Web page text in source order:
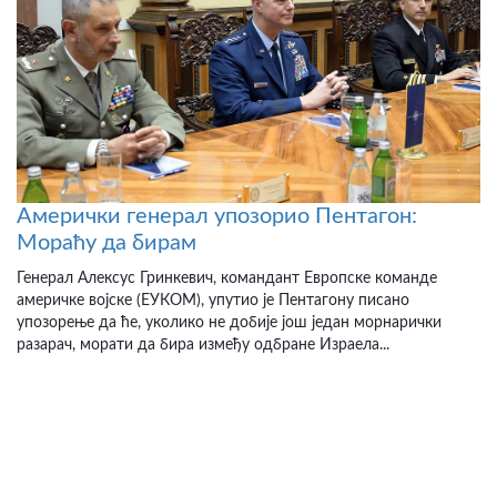
Амерички генерал упозорио Пентагон:
Мораћу да бирам
Генерал Алексус Гринкевич, командант Европске команде
америчке војске (ЕУКОМ), упутио је Пентагону писано
упозорење да ће, уколико не добије још један морнарички
разарач, морати да бира између одбране Израела...